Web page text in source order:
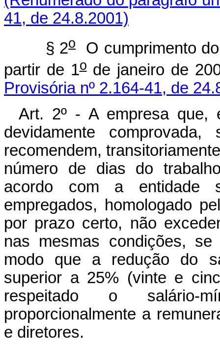
41, de 24.8.2001)
§ 2oO cumprimento
partir de 1ode janeiro
Provisória nº 2.164-41, de
Art. 2º - A empresa que,
devidamente
recomendem,
número de dias do
acordo com a entidade
empregados, homologado
por prazo certo, não
nas mesmas condições,
modo que a redução do
superior a 25% (vinte e
respeitado o salário-
proporcionalmente a
e diretores.